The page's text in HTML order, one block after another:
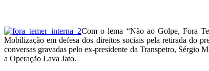
Com o lema “Não ao Golpe, Fora
Mobilização em defesa dos direitos sociais pela retirada do
conversas gravadas pelo ex-presidente da Transpetro, Sérgio
a Operação Lava Jato.